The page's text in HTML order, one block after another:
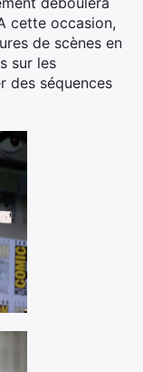
cette occasion,
de scènes en
sur les
des séquences